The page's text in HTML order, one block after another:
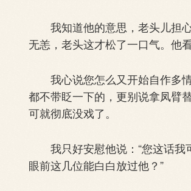
我知道他的意思，老头儿担心
无恙，老头这才松了一口气。他
我心说您怎么又开始自作多情
都不带眨一下的，更别说拿凤臂
可就彻底没戏了。
我只好安慰他说：“您这话我
眼前这几位能白白放过他？”